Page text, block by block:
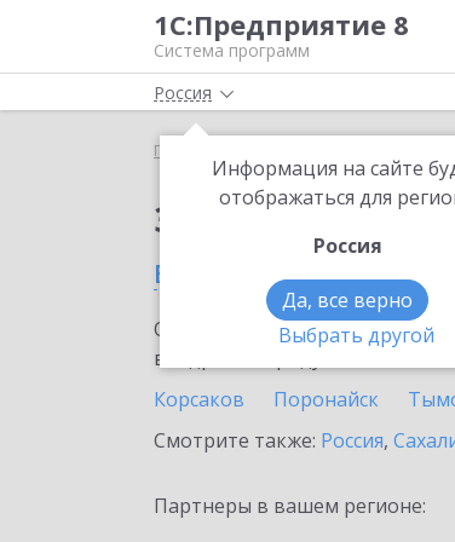
1С:Предприятие 8
Система программ
Россия
Информация на сайте
отображаться для
Россия
Да, все верно
Выбрать другой
Главная
Заказать
в Холмске
Ознакомьтесь с
внедрение продукта.
Корсаков
Поронайск
Смотрите также: Россия,
Партнеры в вашем регионе: